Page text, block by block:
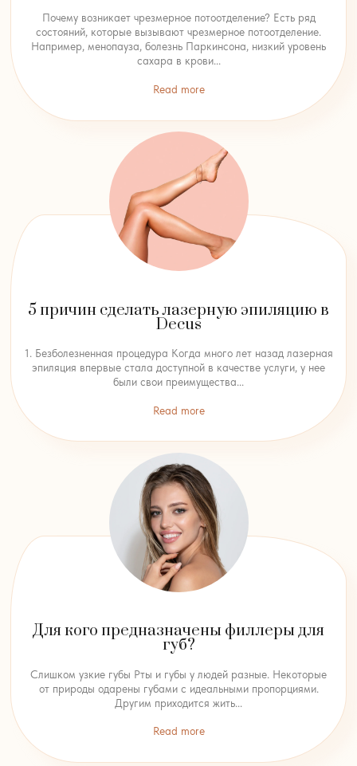
Почему возникает чрезмерное потоотделение? Есть ряд
состояний, которые вызывают чрезмерное потоотделение.
Например, менопауза, болезнь Паркинсона, низкий уровень
сахара в крови...
Read more
5 причин сделать лазерную эпиляцию в
Decus
1. Безболезненная процедура Когда много лет назад лазерная
эпиляция впервые стала доступной в качестве услуги, у нее
были свои преимущества...
Read more
Для кого предназначены филлеры для
губ?
Слишком узкие губы Рты и губы у людей разные. Некоторые
от природы одарены губами с идеальными пропорциями.
Другим приходится жить...
Read more